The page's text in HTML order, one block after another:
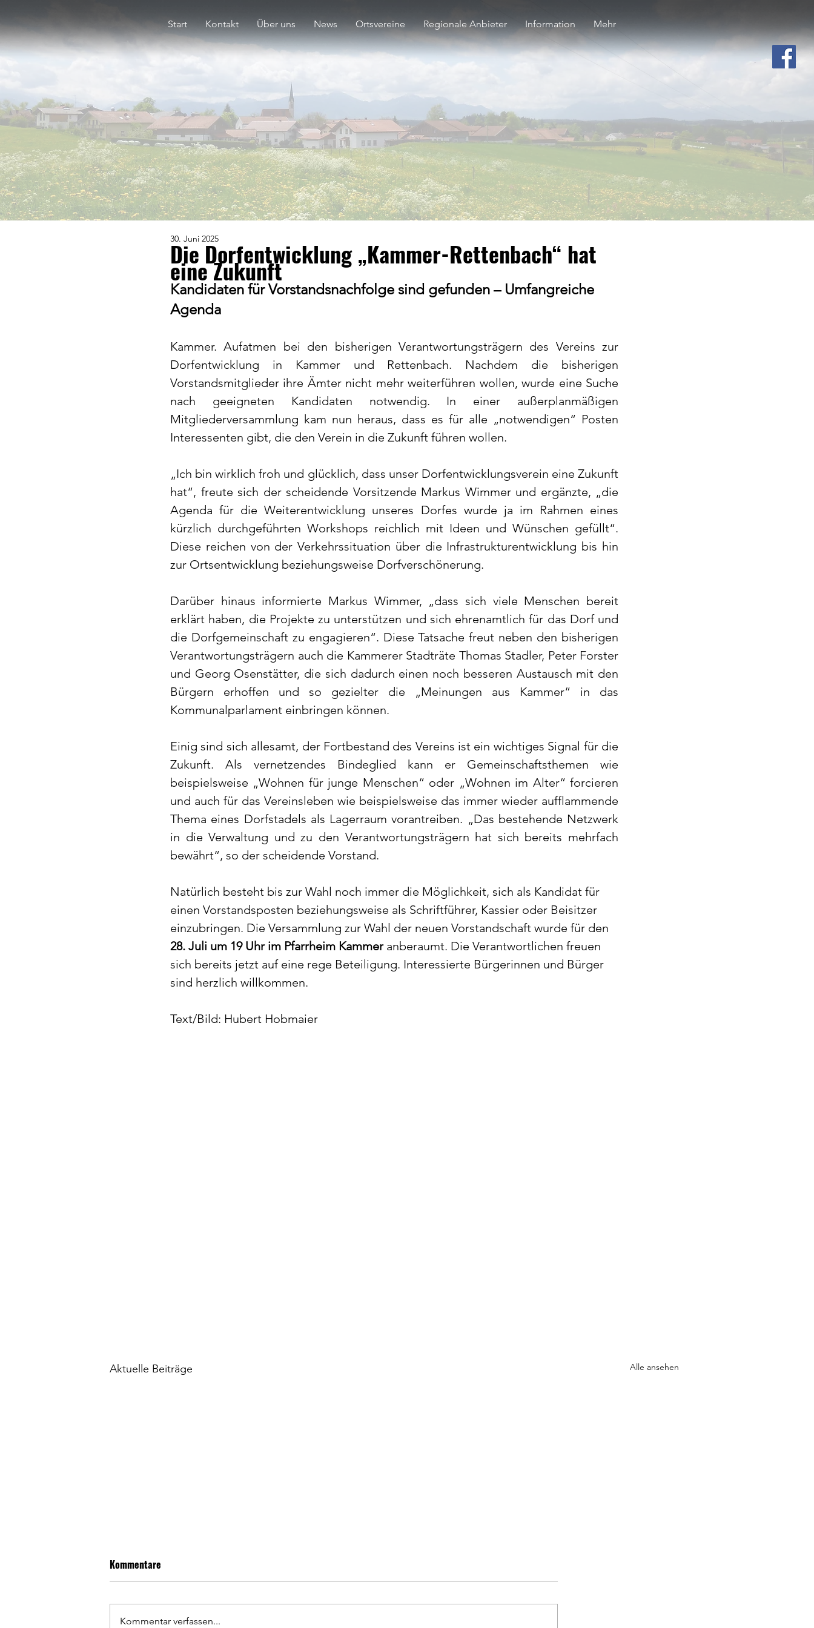
Start Kontakt Über uns News Ortsvereine Regionale Anbieter Information Mehr
Die Dorfentwicklung „Kammer-Rettenbach“ hat
eine Zukunft
30. Juni 2025
Kandidaten für Vorstandsnachfolge sind gefunden – Umfangreiche
Agenda
Kammer. Aufatmen bei den bisherigen Verantwortungsträgern des Vereins zur
Dorfentwicklung in Kammer und Rettenbach. Nachdem die bisherigen
Vorstandsmitglieder ihre Ämter nicht mehr weiterführen wollen, wurde eine Suche
nach geeigneten Kandidaten notwendig. In einer außerplanmäßigen
Mitgliederversammlung kam nun heraus, dass es für alle „notwendigen“ Posten
Interessenten gibt, die den Verein in die Zukunft führen wollen.
„Ich bin wirklich froh und glücklich, dass unser Dorfentwicklungsverein eine Zukunft
hat“, freute sich der scheidende Vorsitzende Markus Wimmer und ergänzte, „die
Agenda für die Weiterentwicklung unseres Dorfes wurde ja im Rahmen eines
kürzlich durchgeführten Workshops reichlich mit Ideen und Wünschen gefüllt“.
Diese reichen von der Verkehrssituation über die Infrastrukturentwicklung bis hin
zur Ortsentwicklung beziehungsweise Dorfverschönerung.
Darüber hinaus informierte Markus Wimmer, „dass sich viele Menschen bereit
erklärt haben, die Projekte zu unterstützen und sich ehrenamtlich für das Dorf und
die Dorfgemeinschaft zu engagieren“. Diese Tatsache freut neben den bisherigen
Verantwortungsträgern auch die Kammerer Stadträte Thomas Stadler, Peter Forster
und Georg Osenstätter, die sich dadurch einen noch besseren Austausch mit den
Bürgern erhoffen und so gezielter die „Meinungen aus Kammer“ in das
Kommunalparlament einbringen können.
Einig sind sich allesamt, der Fortbestand des Vereins ist ein wichtiges Signal für die
Zukunft. Als vernetzendes Bindeglied kann er Gemeinschaftsthemen wie
beispielsweise „Wohnen für junge Menschen“ oder „Wohnen im Alter“ forcieren
und auch für das Vereinsleben wie beispielsweise das immer wieder aufflammende
Thema eines Dorfstadels als Lagerraum vorantreiben. „Das bestehende Netzwerk
in die Verwaltung und zu den Verantwortungsträgern hat sich bereits mehrfach
bewährt“, so der scheidende Vorstand.
Natürlich besteht bis zur Wahl noch immer die Möglichkeit, sich als Kandidat für
einen Vorstandsposten beziehungsweise als Schriftführer, Kassier oder Beisitzer
einzubringen. Die Versammlung zur Wahl der neuen Vorstandschaft wurde für den
28. Juli um 19 Uhr im Pfarrheim Kammer anberaumt. Die Verantwortlichen freuen
sich bereits jetzt auf eine rege Beteiligung. Interessierte Bürgerinnen und Bürger
sind herzlich willkommen.
Text/Bild: Hubert Hobmaier
Aktuelle Beiträge Alle ansehen
Kommentare
Kommentar verfassen...